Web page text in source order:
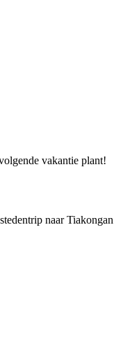
vakantie plant!
naar